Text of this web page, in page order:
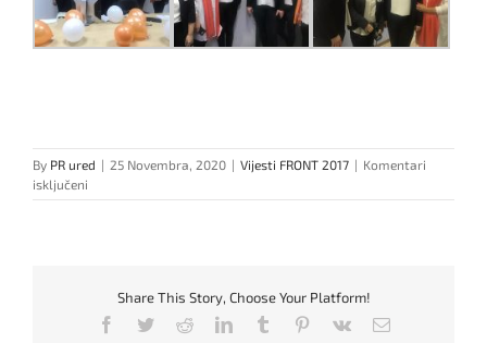
By PR ured | 25 Novembra, 2020 | Vijesti FRONT 2017 | Komentari
isključeni
25.
borbe
protiv
Share This Story, Choose Your Platform!
Facebook
TwitterRedditLinkedInTumblr Pinterest
Vk Email